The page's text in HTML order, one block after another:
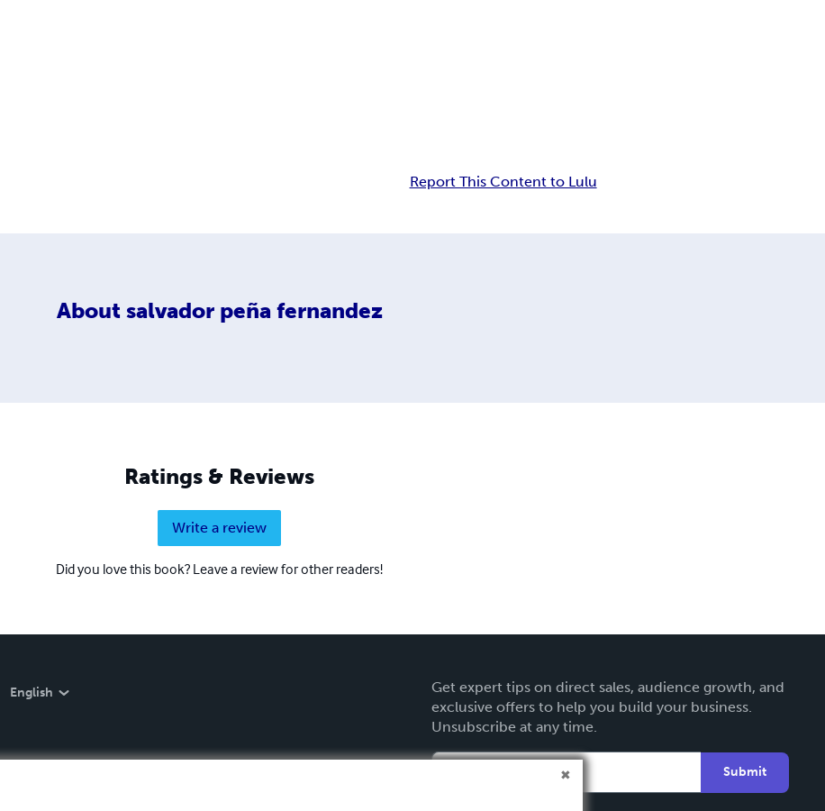
Report This Content to Lulu
About salvador peña fernandez
Ratings & Reviews
Write a review
Did you love this book? Leave a review for other readers!
English
Get expert tips on direct sales, audience growth, and
exclusive offers to help you build your business.
Unsubscribe at any time.
Submit